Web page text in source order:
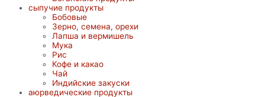
сыпучие продукты
Бобовые
Зерно, семена, орехи
Лапша и вермишель
Мука
Рис
Кофе и какао
Чай
Индийские закуски
аюрведические продукты